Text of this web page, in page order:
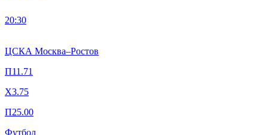
20:30
ЦСКА Москва–Ростов
П11.71
X3.75
П25.00
Футбол